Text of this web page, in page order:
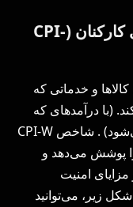
شاخص قیمت مصرف‌کننده برای کارکنان (CPI-
و خدماتی که
(با درآمدهای که
معمولا از کارگری و کارمندی دریافت می‌شود) . شاخص CPI-W
را پوشش می‌دهد و
مزایای امنیت
زیر، می‌توانید